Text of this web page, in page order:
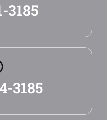
3185
3185